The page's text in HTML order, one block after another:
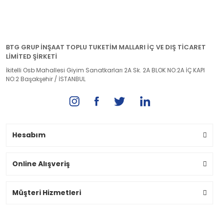
BTG GRUP İNŞAAT TOPLU TUKETİM MALLARI İÇ VE DIŞ TİCARET
LİMİTED ŞİRKETİ
İkitelli Osb Mahallesi Giyim Sanatkarları 2A Sk. 2A BLOK NO:2A İÇ KAPI
NO:2 Başakşehir / İSTANBUL
Hesabım
Online Alışveriş
Müşteri Hizmetleri